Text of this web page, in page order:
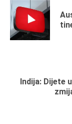
Reading
Next
Indija: Dijete